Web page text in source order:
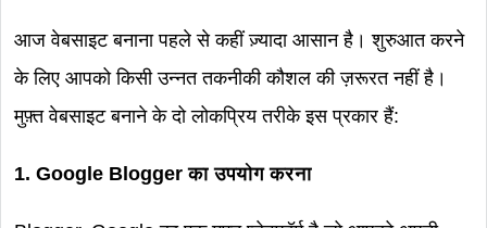
आज वेबसाइट बनाना पहले से कहीं ज़्यादा आसान है। शुरुआत करने
के लिए आपको किसी उन्नत तकनीकी कौशल की ज़रूरत नहीं है।
मुफ़्त वेबसाइट बनाने के दो लोकप्रिय तरीके इस प्रकार हैं:
1. Google Blogger का उपयोग करना